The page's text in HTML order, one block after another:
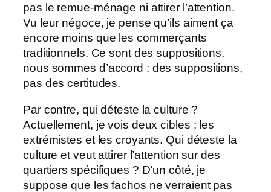
pas le remue-ménage ni attirer l’attention.
Vu leur négoce, je pense qu’ils aiment ça
encore moins que les commerçants
traditionnels. Ce sont des suppositions,
nous sommes d’accord : des suppositions,
pas des certitudes.
Par contre, qui déteste la culture ?
Actuellement, je vois deux cibles : les
extrémistes et les croyants. Qui déteste la
culture et veut attirer l’attention sur des
quartiers spécifiques ? D’un côté, je
suppose que les fachos ne verraient pas